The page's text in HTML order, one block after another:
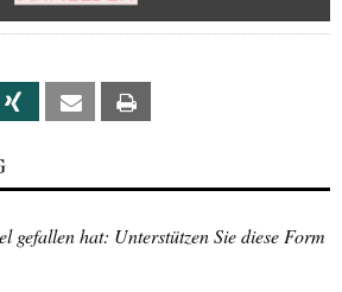
Xing Email
gefallen hat: Unterstützen Sie diese Form